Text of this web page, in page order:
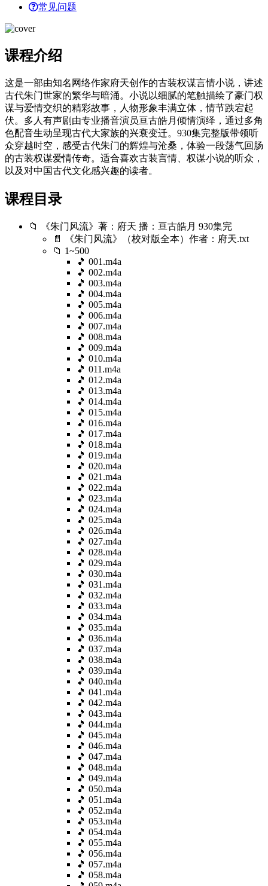
常见问题
课程介绍
这是一部由知名网络作家府天创作的古装权谋言情小说，讲述
古代朱门世家的繁华与暗涌。小说以细腻的笔触描绘了豪门权
谋与爱情交织的精彩故事，人物形象丰满立体，情节跌宕起
伏。多人有声剧由专业播音演员亘古皓月倾情演绎，通过多角
色配音生动呈现古代大家族的兴衰变迁。930集完整版带领听
众穿越时空，感受古代朱门的辉煌与沧桑，体验一段荡气回肠
的古装权谋爱情传奇。适合喜欢古装言情、权谋小说的听众，
以及对中国古代文化感兴趣的读者。
课程目录
📁 《朱门风流》著：府天 播：亘古皓月 930集完
📄 《朱门风流》（校对版全本）作者：府天.txt
📁 1~500
🎵 001.m4a
🎵 002.m4a
🎵 003.m4a
🎵 004.m4a
🎵 005.m4a
🎵 006.m4a
🎵 007.m4a
🎵 008.m4a
🎵 009.m4a
🎵 010.m4a
🎵 011.m4a
🎵 012.m4a
🎵 013.m4a
🎵 014.m4a
🎵 015.m4a
🎵 016.m4a
🎵 017.m4a
🎵 018.m4a
🎵 019.m4a
🎵 020.m4a
🎵 021.m4a
🎵 022.m4a
🎵 023.m4a
🎵 024.m4a
🎵 025.m4a
🎵 026.m4a
🎵 027.m4a
🎵 028.m4a
🎵 029.m4a
🎵 030.m4a
🎵 031.m4a
🎵 032.m4a
🎵 033.m4a
🎵 034.m4a
🎵 035.m4a
🎵 036.m4a
🎵 037.m4a
🎵 038.m4a
🎵 039.m4a
🎵 040.m4a
🎵 041.m4a
🎵 042.m4a
🎵 043.m4a
🎵 044.m4a
🎵 045.m4a
🎵 046.m4a
🎵 047.m4a
🎵 048.m4a
🎵 049.m4a
🎵 050.m4a
🎵 051.m4a
🎵 052.m4a
🎵 053.m4a
🎵 054.m4a
🎵 055.m4a
🎵 056.m4a
🎵 057.m4a
🎵 058.m4a